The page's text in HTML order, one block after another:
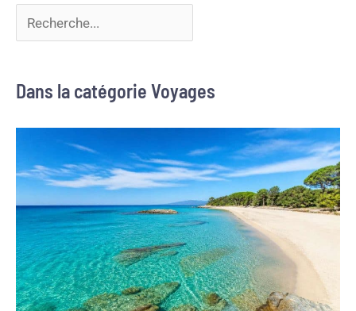
Dans la catégorie Voyages